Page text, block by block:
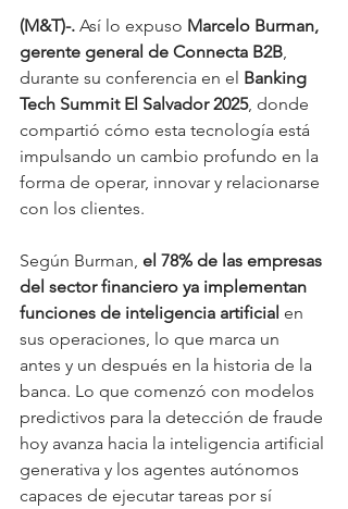
(M&T)-. Así lo expuso Marcelo Burman,
gerente general de Connecta B2B,
durante su conferencia en el Banking
Tech Summit El Salvador 2025, donde
compartió cómo esta tecnología está
impulsando un cambio profundo en la
forma de operar, innovar y relacionarse
con los clientes.
Según Burman, el 78% de las empresas
del sector financiero ya implementan
funciones de inteligencia artificial en
sus operaciones, lo que marca un
antes y un después en la historia de la
banca. Lo que comenzó con modelos
predictivos para la detección de fraude
hoy avanza hacia la inteligencia artificial
generativa y los agentes autónomos
capaces de ejecutar tareas por sí